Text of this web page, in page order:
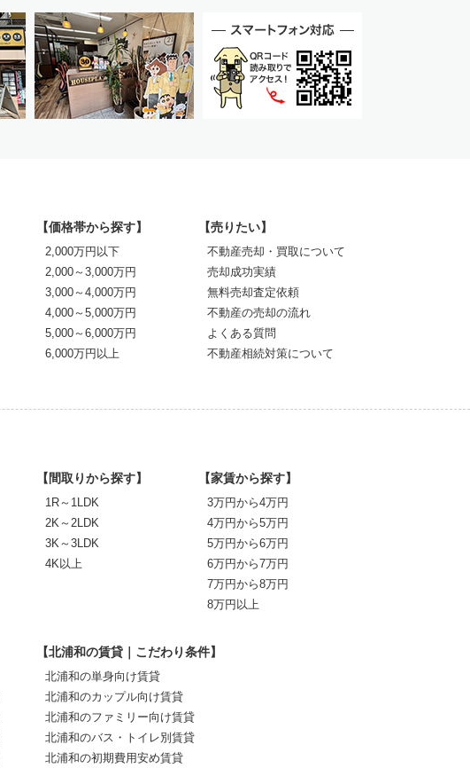
【価格帯から探す】
2,000万円以下
2,000～3,000万円
3,000～4,000万円
4,000～5,000万円
5,000～6,000万円
6,000万円以上
【売りたい】
不動産売却・買取について
売却成功実績
無料売却査定依頼
不動産の売却の流れ
よくある質問
不動産相続対策について
【間取りから探す】
1R～1LDK
2K～2LDK
3K～3LDK
4K以上
【家賃から探す】
3万円から4万円
4万円から5万円
5万円から6万円
6万円から7万円
7万円から8万円
8万円以上
【北浦和の賃貸｜こだわり条件】
北浦和の単身向け賃貸
北浦和のカップル向け賃貸
北浦和のファミリー向け賃貸
北浦和のバス・トイレ別賃貸
北浦和の初期費用安め賃貸